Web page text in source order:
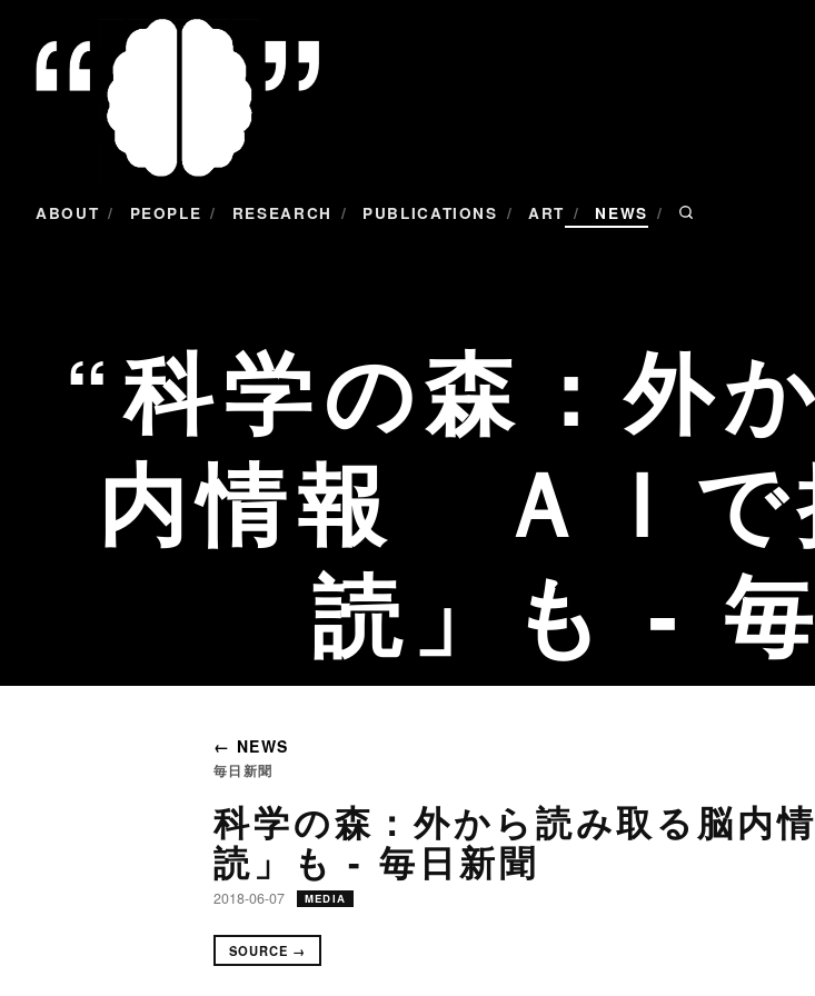
ABOUT / PEOPLE / RESEARCH / PUBLICATIONS / ART / NEWS /
科学の森：外
内情報 ＡＩで
読」も -
← NEWS
毎日新聞
科学の森：外から読み取る脳内
読」も - 毎日新聞
2018-06-07 MEDIA
SOURCE →